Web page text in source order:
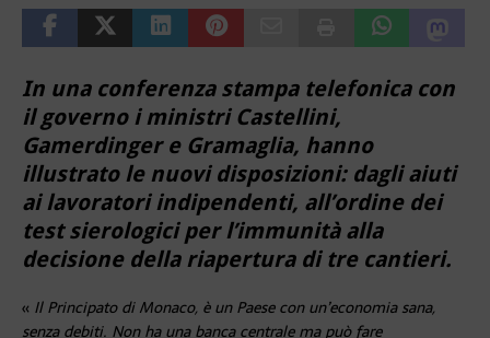
In una conferenza stampa telefonica con
il governo i ministri Castellini,
Gamerdinger e Gramaglia, hanno
illustrato le nuovi disposizioni: dagli aiuti
ai lavoratori indipendenti, all’ordine dei
test sierologici per l’immunità alla
decisione della riapertura di tre cantieri.
« Il Principato di Monaco, è un Paese con un’economia sana,
senza debiti. Non ha una banca centrale ma può fare